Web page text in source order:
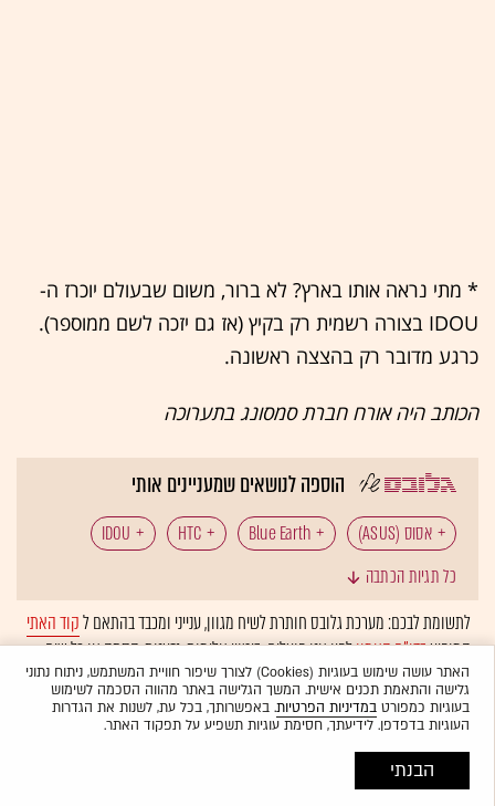
* מתי נראה אותו בארץ? לא ברור, משום שבעולם יוכרז ה-
IDOU בצורה רשמית רק בקיץ (אז גם יזכה לשם ממוספר).
כרגע מדובר רק בהצצה ראשונה.
הכותב היה אורח חברת סמסונג בתערוכה
הוספה לנושאים שמעניינים אותי
אסוס (ASUS) Blue Earth
HTC
IDOU
Pre
סלולר סמסונג פאלם
תערוכת הסלולר בברצלונה (MWC)
כל תגיות הכתבה
לתשומת לבכם: מערכת גלובס חותרת לשיח מגוון, ענייני ומכבד בהתאם לקוד האתי
המופיעבדו"ח האמוןלפיו אנו פועלים. ביטויי אלימות, גזענות, הסתה או כל שיח
בלתי הולם אחר מסוננים בצורהאוטומטיתולא יפורסמו באתר.
האתר עושה שימוש בעוגיות (Cookies) לצורך שיפור חוויית המשתמש, ניתוח נתוני
גלישה והתאמת תכנים אישית. המשך הגלישה באתר מהווה הסכמה לשימוש
בעוגיות כמפורטבמדיניות הפרטיות. באפשרותך, בכל עת, לשנות את הגדרות
העוגיות בדפדפן. לידיעתך, חסימת עוגיות תשפיע על תפקוד האתר.
הבנתי